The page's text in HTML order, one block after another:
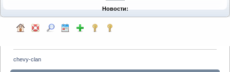
Новости:
chevy-clan